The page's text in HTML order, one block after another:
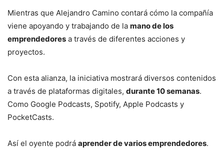
Mientras que Alejandro Camino contará cómo la compañía
viene apoyando y trabajando de la mano de los
emprendedores a través de diferentes acciones y
proyectos.
Con esta alianza, la iniciativa mostrará diversos contenidos
a través de plataformas digitales, durante 10 semanas.
Como Google Podcasts, Spotify, Apple Podcasts y
PocketCasts.
Así el oyente podrá aprender de varios emprendedores.